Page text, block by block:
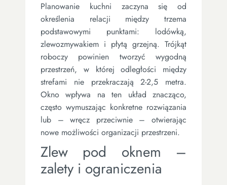
Planowanie kuchni zaczyna się od
określenia relacji między trzema
podstawowymi punktami: lodówką,
zlewozmywakiem i płytą grzejną. Trójkąt
roboczy powinien tworzyć wygodną
przestrzeń, w której odległości między
strefami nie przekraczają 2-2,5 metra.
Okno wpływa na ten układ znacząco,
często wymuszając konkretne rozwiązania
lub – wręcz przeciwnie – otwierając
nowe możliwości organizacji przestrzeni.
Zlew pod oknem –
zalety i ograniczenia